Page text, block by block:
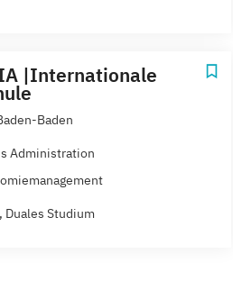
|Internationale
Baden
Administration
Studium